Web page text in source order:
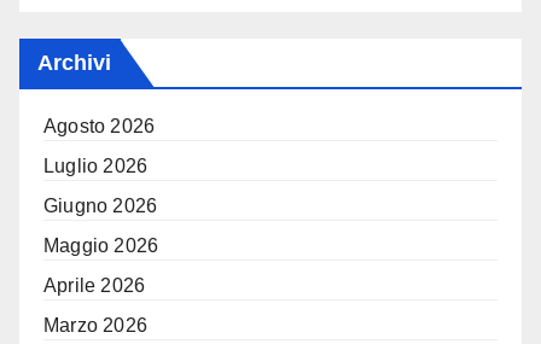
Archivi
Agosto 2026
Luglio 2026
Giugno 2026
Maggio 2026
Aprile 2026
Marzo 2026